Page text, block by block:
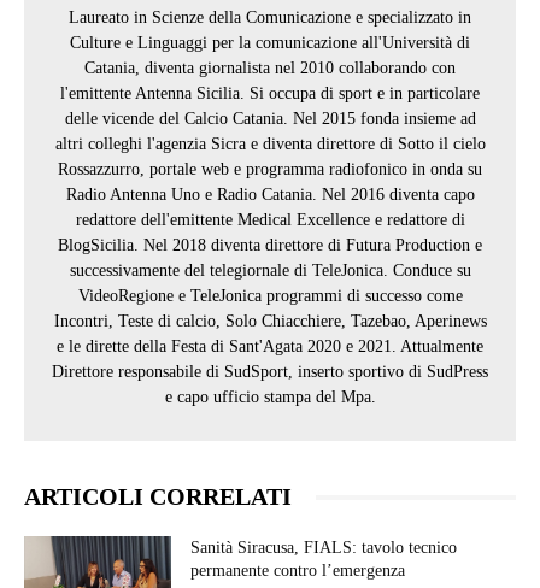
Laureato in Scienze della Comunicazione e specializzato in
Culture e Linguaggi per la comunicazione all'Università di
Catania, diventa giornalista nel 2010 collaborando con
l'emittente Antenna Sicilia. Si occupa di sport e in particolare
delle vicende del Calcio Catania. Nel 2015 fonda insieme ad
altri colleghi l'agenzia Sicra e diventa direttore di Sotto il cielo
Rossazzurro, portale web e programma radiofonico in onda su
Radio Antenna Uno e Radio Catania. Nel 2016 diventa capo
redattore dell'emittente Medical Excellence e redattore di
BlogSicilia. Nel 2018 diventa direttore di Futura Production e
successivamente del telegiornale di TeleJonica. Conduce su
VideoRegione e TeleJonica programmi di successo come
Incontri, Teste di calcio, Solo Chiacchiere, Tazebao, Aperinews
e le dirette della Festa di Sant'Agata 2020 e 2021. Attualmente
Direttore responsabile di SudSport, inserto sportivo di SudPress
e capo ufficio stampa del Mpa.
ARTICOLI CORRELATI
Sanità Siracusa, FIALS: tavolo tecnico
permanente contro l’emergenza